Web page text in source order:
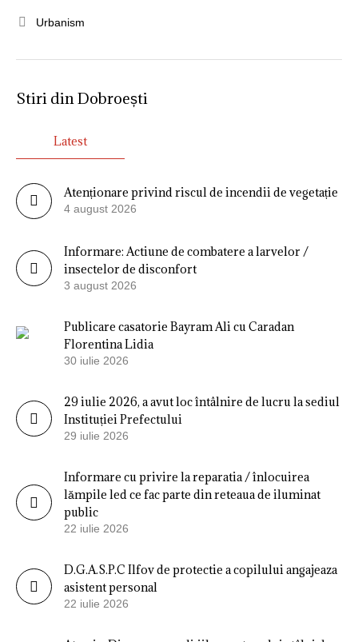
Urbanism
Stiri din Dobroești
Latest
Atenționare privind riscul de incendii de vegetație
4 august 2026
Informare: Actiune de combatere a larvelor /
insectelor de disconfort
3 august 2026
Publicare casatorie Bayram Ali cu Caradan
Florentina Lidia
30 iulie 2026
29 iulie 2026, a avut loc întâlnire de lucru la sediul
Instituției Prefectului
29 iulie 2026
Informare cu privire la reparatia / înlocuirea
lămpile led ce fac parte din reteaua de iluminat
public
22 iulie 2026
D.G.A.S.P.C Ilfov de protectie a copilului angajeaza
asistent personal
22 iulie 2026